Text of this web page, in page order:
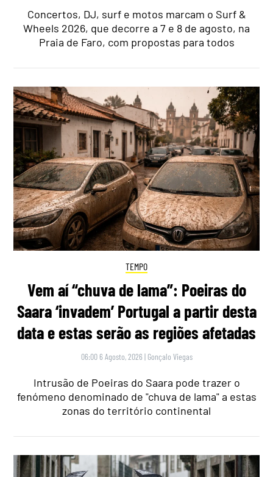
Concertos, DJ, surf e motos marcam o Surf &
Wheels 2026, que decorre a 7 e 8 de agosto, na
Praia de Faro, com propostas para todos
TEMPO
Vem aí “chuva de lama”: Poeiras do
Saara ‘invadem’ Portugal a partir desta
data e estas serão as regiões afetadas
06:00 6 Agosto, 2026 | Gonçalo Viegas
Intrusão de Poeiras do Saara pode trazer o
fenómeno denominado de "chuva de lama" a estas
zonas do território continental